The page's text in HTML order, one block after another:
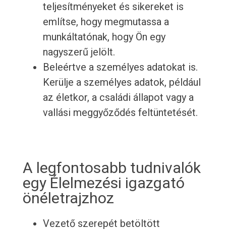
teljesítményeket és sikereket is
említse, hogy megmutassa a
munkáltatónak, hogy Ön egy
nagyszerű jelölt.
Beleértve a személyes adatokat is.
Kerülje a személyes adatok, például
az életkor, a családi állapot vagy a
vallási meggyőződés feltüntetését.
A legfontosabb tudnivalók
egy Élelmezési igazgató
önéletrajzhoz
Vezető szerepét betöltött